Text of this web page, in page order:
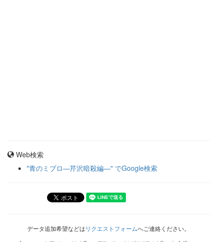
Web検索
"青のミブロ—芹沢暗殺編—" でGoogle検索
データ追加希望などはリクエストフォームへご連絡ください。